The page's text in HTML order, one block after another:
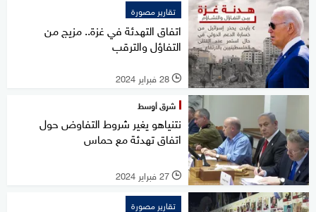
تقارير مصورة
اتفاق التهدئة في غزة.. مزيج من
التفاؤل والترقب
l 28 فبراير 2024
شرق أوسط
نتنياهو يغير شروط التفاوض حول
اتفاق تهدئة مع حماس
l 27 فبراير 2024
تقارير مصورة